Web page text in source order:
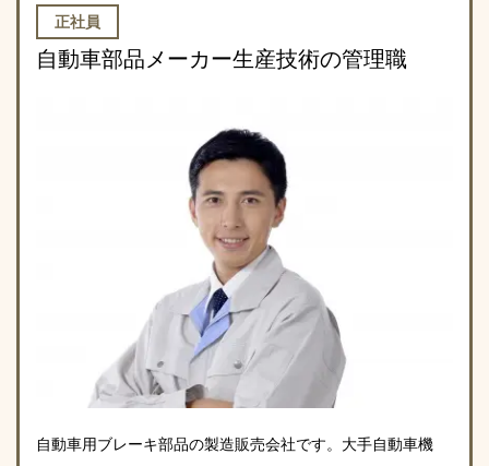
正社員
自動車部品メーカー生産技術の管理職
自動車用ブレーキ部品の製造販売会社です。大手自動車機